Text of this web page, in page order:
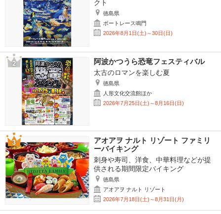
クト
徳島県
ボートレース鳴門
2026年8月1日(土)～30日(日)
阿波かつうら恐竜フェスティバル
太古のロマンを楽しむ夏
徳島県
人形文化交流館ほか
2026年7月25日(土)～8月16日(日)
アオアヲ ナルト リゾート ファミリ
ーバイキング
刺身や寿司、洋食、中華料理などが提
供される期間限定バイキング
徳島県
アオアヲ ナルト リゾート
2026年7月18日(土)～8月31日(月)